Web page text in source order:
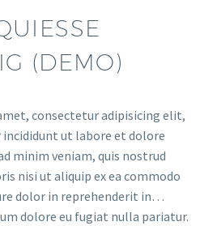
(DEMO)
consectetur adipisicing elit,
incididunt ut labore et dolore
minim veniam, quis nostrud
nisi ut aliquip ex ea commodo
dolor in reprehenderit in…
dolore eu fugiat nulla pariatur.